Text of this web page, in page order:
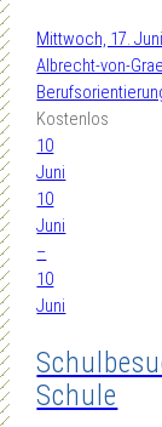
Mittwoch, 17.
Albrecht-von-
Kostenlos
10
Juni
10
Juni
–
10
Juni
Schule